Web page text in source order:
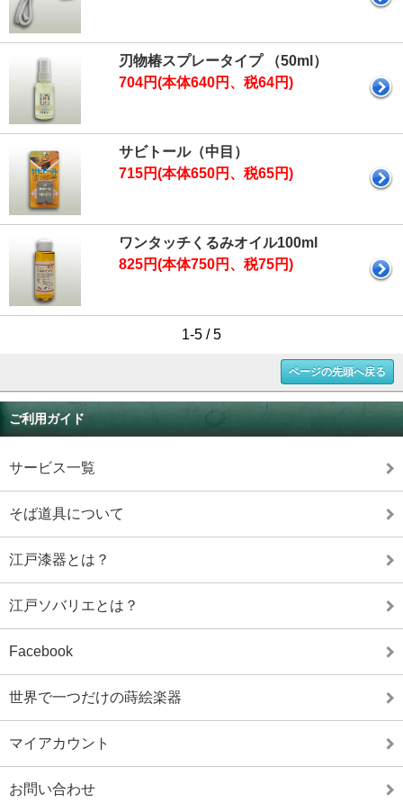
刃物椿スプレータイプ （50ml）
704円(本体640円、税64円)
サビトール（中目）
715円(本体650円、税65円)
ワンタッチくるみオイル100ml
825円(本体750円、税75円)
1-5 / 5
ページの先頭へ戻る
ご利用ガイド
サービス一覧
そば道具について
江戸漆器とは？
江戸ソバリエとは？
Facebook
世界で一つだけの蒔絵楽器
マイアカウント
お問い合わせ